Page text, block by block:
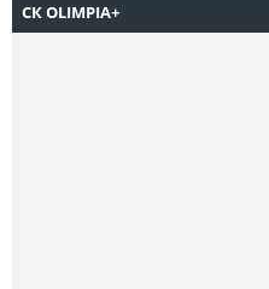
СК OLIMPIA+